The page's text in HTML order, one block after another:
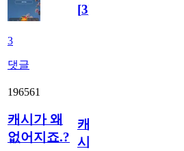
3
댓글
[3]
196561
캐시가 왜
없어지죠.?
캐
시